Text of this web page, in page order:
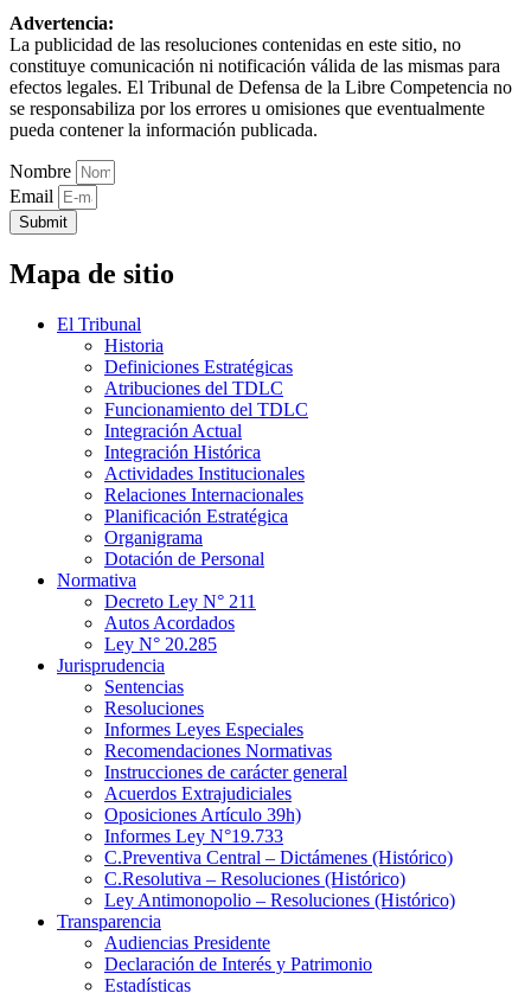
Advertencia:
La publicidad de las resoluciones contenidas en este sitio, no
constituye comunicación ni notificación válida de las mismas para
efectos legales. El Tribunal de Defensa de la Libre Competencia no
se responsabiliza por los errores u omisiones que eventualmente
pueda contener la información publicada.
Nombre
Email
Submit
Mapa de sitio
El Tribunal
Historia
Definiciones Estratégicas
Atribuciones del TDLC
Funcionamiento del TDLC
Integración Actual
Integración Histórica
Actividades Institucionales
Relaciones Internacionales
Planificación Estratégica
Organigrama
Dotación de Personal
Normativa
Decreto Ley N° 211
Autos Acordados
Ley N° 20.285
Jurisprudencia
Sentencias
Resoluciones
Informes Leyes Especiales
Recomendaciones Normativas
Instrucciones de carácter general
Acuerdos Extrajudiciales
Oposiciones Artículo 39h)
Informes Ley N°19.733
C.Preventiva Central – Dictámenes (Histórico)
C.Resolutiva – Resoluciones (Histórico)
Ley Antimonopolio – Resoluciones (Histórico)
Transparencia
Audiencias Presidente
Declaración de Interés y Patrimonio
Estadísticas